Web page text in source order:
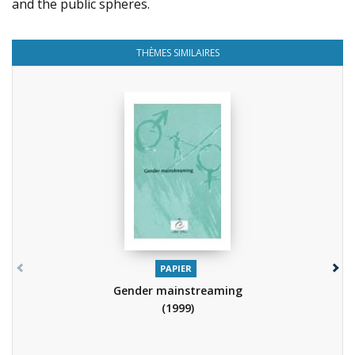
and the public spheres.
THÈMES SIMILAIRES
PAPIER
Gender mainstreaming
(1999)